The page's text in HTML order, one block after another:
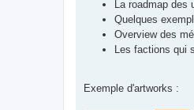
La roadmap des
Quelques
Overview des
Les factions qui
Exemple d'artworks :